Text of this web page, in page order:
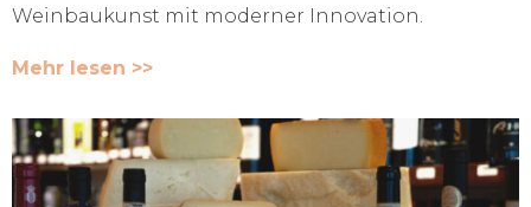
Weinbaukunst mit moderner Innovation.
Mehr lesen >>